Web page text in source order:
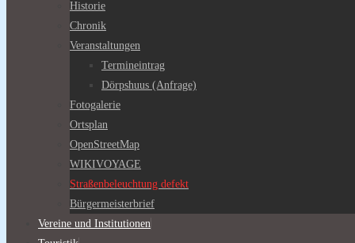
Historie
Chronik
Veranstaltungen
Termineintrag
Dörpshuus (Anfrage)
Fotogalerie
Ortsplan
OpenStreetMap
WIKIVOYAGE
Straßenbeleuchtung defekt
Bürgermeisterbrief
Vereine und Institutionen